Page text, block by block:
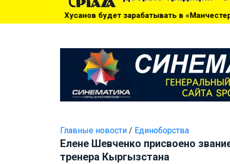
зарабатывать в «Манчестер Сити» 20 тысяч евро в
Главные новости / Единоборства
Елене Шевченко присвоено
тренера Кыргызстана